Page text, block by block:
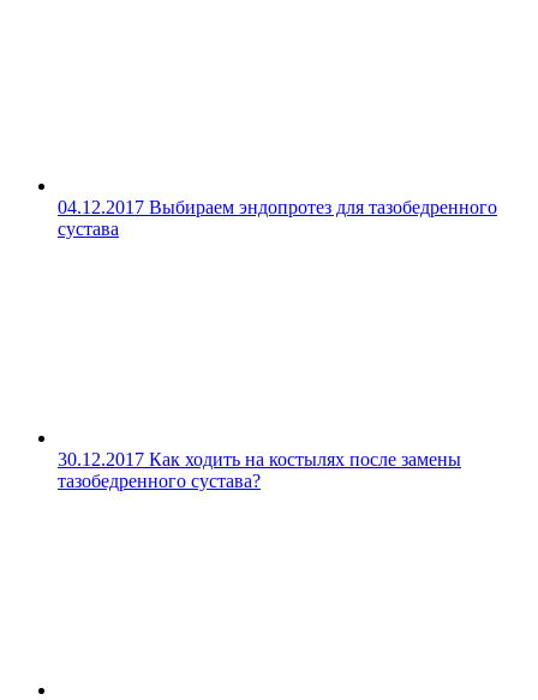
04.12.2017 Выбираем эндопротез для тазобедренного
сустава
30.12.2017 Как ходить на костылях после замены
тазобедренного сустава?